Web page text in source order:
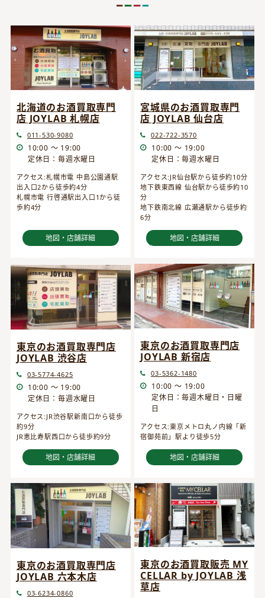
北海道のお酒買取専門
店 JOYLAB 札幌店
011-530-9080
10:00 ～ 19:00
定休日：毎週水曜日
アクセス:札幌市電 中島公園通駅
出入口2から徒歩約4分
札幌市電 行啓通駅出入口1から徒
歩約4分
地図・店舗詳細
宮城県のお酒買取専門
店 JOYLAB 仙台店
022-722-3570
10:00 ～ 19:00
定休日：毎週水曜日
アクセス:JR仙台駅から徒歩約10分
地下鉄東西線 仙台駅から徒歩約10
分
地下鉄南北線 広瀬通駅から徒歩約
6分
地図・店舗詳細
東京のお酒買取専門店
JOYLAB 渋谷店
03-5774-4625
10:00 ～ 19:00
定休日：毎週水曜日
アクセス:JR渋谷駅新南口から徒歩
約9分
JR恵比寿駅西口から徒歩約9分
地図・店舗詳細
東京のお酒買取専門店
JOYLAB 新宿店
03-5362-1480
10:00 ～ 19:00
定休日：毎週木曜日・日曜
日
アクセス:東京メトロ丸ノ内線「新
宿御苑前」駅より徒歩5分
地図・店舗詳細
東京のお酒買取専門店
JOYLAB 六本木店
03-6234-0860
東京のお酒買取販売 MY
CELLAR by JOYLAB 浅
草店